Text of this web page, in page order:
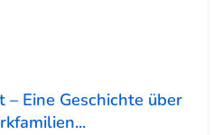
Eine Geschichte über